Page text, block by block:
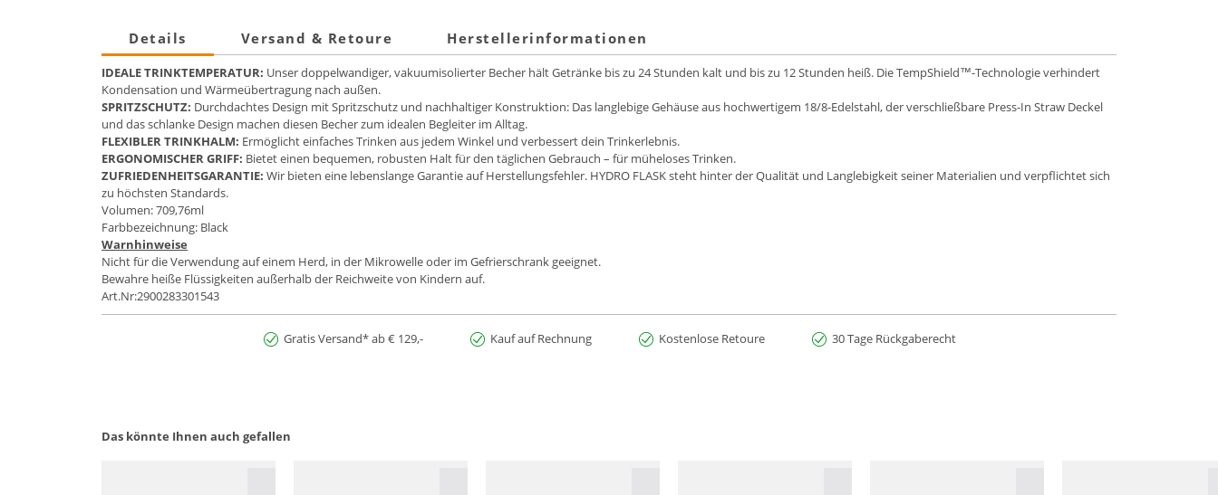
Details Versand & Retoure Herstellerinformationen
IDEALE TRINKTEMPERATUR: Unser doppelwandiger, vakuumisolierter Becher hält Getränke bis zu 24 Stunden kalt und bis zu 12 Stunden heiß. Die TempShield™-Technologie verhindert
Kondensation und Wärmeübertragung nach außen.
SPRITZSCHUTZ: Durchdachtes Design mit Spritzschutz und nachhaltiger Konstruktion: Das langlebige Gehäuse aus hochwertigem 18/8-Edelstahl, der verschließbare Press-In Straw Deckel
und das schlanke Design machen diesen Becher zum idealen Begleiter im Alltag.
FLEXIBLER TRINKHALM: Ermöglicht einfaches Trinken aus jedem Winkel und verbessert dein Trinkerlebnis.
ERGONOMISCHER GRIFF: Bietet einen bequemen, robusten Halt für den täglichen Gebrauch – für müheloses Trinken.
ZUFRIEDENHEITSGARANTIE: Wir bieten eine lebenslange Garantie auf Herstellungsfehler. HYDRO FLASK steht hinter der Qualität und Langlebigkeit seiner Materialien und verpflichtet sich
zu höchsten Standards.
Volumen: 709,76ml
Farbbezeichnung: Black
Warnhinweise
Nicht für die Verwendung auf einem Herd, in der Mikrowelle oder im Gefrierschrank geeignet.
Bewahre heiße Flüssigkeiten außerhalb der Reichweite von Kindern auf.
Art.Nr:2900283301543
Gratis Versand* ab € 129,- Kauf auf Rechnung Kostenlose Retoure 30 Tage Rückgaberecht
Das könnte Ihnen auch gefallen